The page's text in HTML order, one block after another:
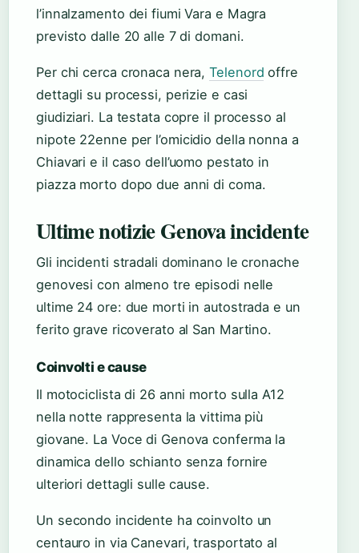
l’innalzamento dei fiumi Vara e Magra
previsto dalle 20 alle 7 di domani.
Per chi cerca cronaca nera,Telenord offre
dettagli su processi, perizie e casi
giudiziari. La testata copre il processo al
nipote 22enne per l’omicidio della nonna a
Chiavari e il caso dell’uomo pestato in
piazza morto dopo due anni di coma.
Ultime notizie Genova incidente
Gli incidenti stradali dominano le cronache
genovesi con almeno tre episodi nelle
ultime 24 ore: due morti in autostrada e un
ferito grave ricoverato al San Martino.
Coinvolti e cause
Il motociclista di 26 anni morto sulla A12
nella notte rappresenta la vittima più
giovane. La Voce di Genova conferma la
dinamica dello schianto senza fornire
ulteriori dettagli sulle cause.
Un secondo incidente ha coinvolto un
centauro in via Canevari, trasportato al